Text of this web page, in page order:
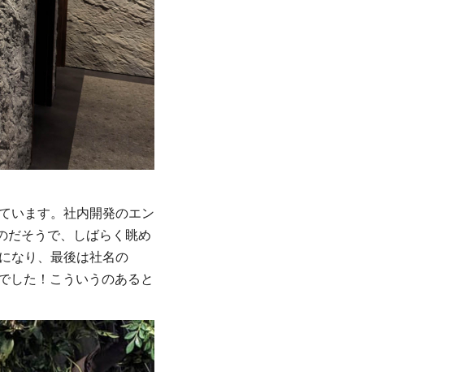
います。社内開発のエン
だそうで、しばらく眺め
なり、最後は社名の
した！こういうのあると